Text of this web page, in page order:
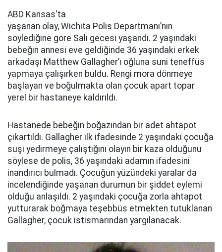
ABD Kansas'ta
yaşanan olay, Wichita Polis Departmanı’nın
söylediğine göre Salı gecesi yaşandı. 2 yaşındaki
bebeğin annesi eve geldiğinde 36 yaşındaki erkek
arkadaşı Matthew Gallagher’ı oğluna suni teneffüs
yapmaya çalışırken buldu. Rengi mora dönmeye
başlayan ve boğulmakta olan çocuk apart topar
yerel bir hastaneye kaldırıldı.
Hastanede bebeğin boğazından bir adet ahtapot
çıkartıldı. Gallagher ilk ifadesinde 2 yaşındaki çocuğa
suşi yedirmeye çalıştığını olayın bir kaza olduğunu
söylese de polis, 36 yaşındaki adamın ifadesini
inandırıcı bulmadı. Çocuğun yüzündeki yaralar da
incelendiğinde yaşanan durumun bir şiddet eylemi
olduğu anlaşıldı. 2 yaşındaki çocuğa zorla ahtapot
yutturarak boğmaya teşebbüs etmekten tutuklanan
Gallagher, çocuk istismarından yargılanacak.